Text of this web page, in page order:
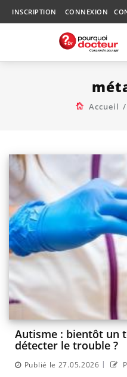
INSCRIPTION CONNEXION
Accueil
Autisme : bientôt un
détecter le trouble ?
Publié le 27.05.2026 |